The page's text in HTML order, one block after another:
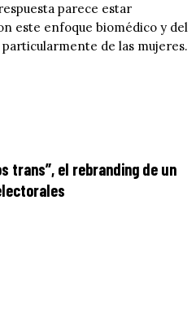
parece estar
este enfoque biomédico y del
de las mujeres.
trans”, el rebranding de un